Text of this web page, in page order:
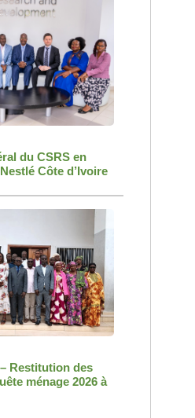
du CSRS en
Côte d’Ivoire
Restitution des
ménage 2026 à